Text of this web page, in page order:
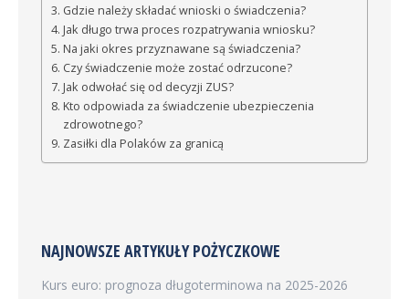
Gdzie należy składać wnioski o świadczenia?
Jak długo trwa proces rozpatrywania wniosku?
Na jaki okres przyznawane są świadczenia?
Czy świadczenie może zostać odrzucone?
Jak odwołać się od decyzji ZUS?
Kto odpowiada za świadczenie ubezpieczenia
zdrowotnego?
Zasiłki dla Polaków za granicą
NAJNOWSZE ARTYKUŁY POŻYCZKOWE
Kurs euro: prognoza długoterminowa na 2025-2026